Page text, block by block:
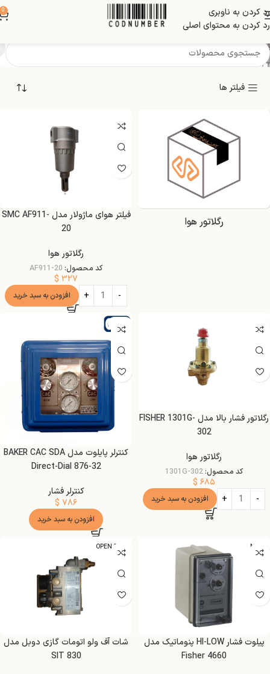
رد کردن به ناوبری
رد کردن به محتوای اصلی
0
کنترلر فشار
فیلتر ها
رگلاتور هوا
فیلتر هوای ماژولار مدل SMC AF911-
20
رگلاتور هوا
کد محصول: AF911-20
$ ۳۲۷
افزودن به سبد خرید
رگلاتور فشار بالا مدل FISHER 1301G-
302
رگلاتور هوا
کد محصول:1301G-302
$ ۶۸۵
افزودن به سبد خرید
کنترلر پایلوت مدل BAKER CAC SDA
Direct-Dial 876-32
کنترلر فشار
$ ۷۸۶
افزودن به سبد خرید
NEW
پیلوت فشار HI-LOW پنوماتیک مدل
Fisher 4660
OPEN BOX
شات آف ولو اتومات گازی دوبل مدل
SIT 830